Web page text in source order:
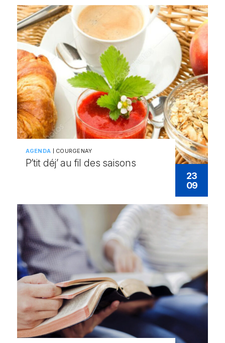
23
09
AGENDA COURGENAY
P’tit déj’ au fil des saisons